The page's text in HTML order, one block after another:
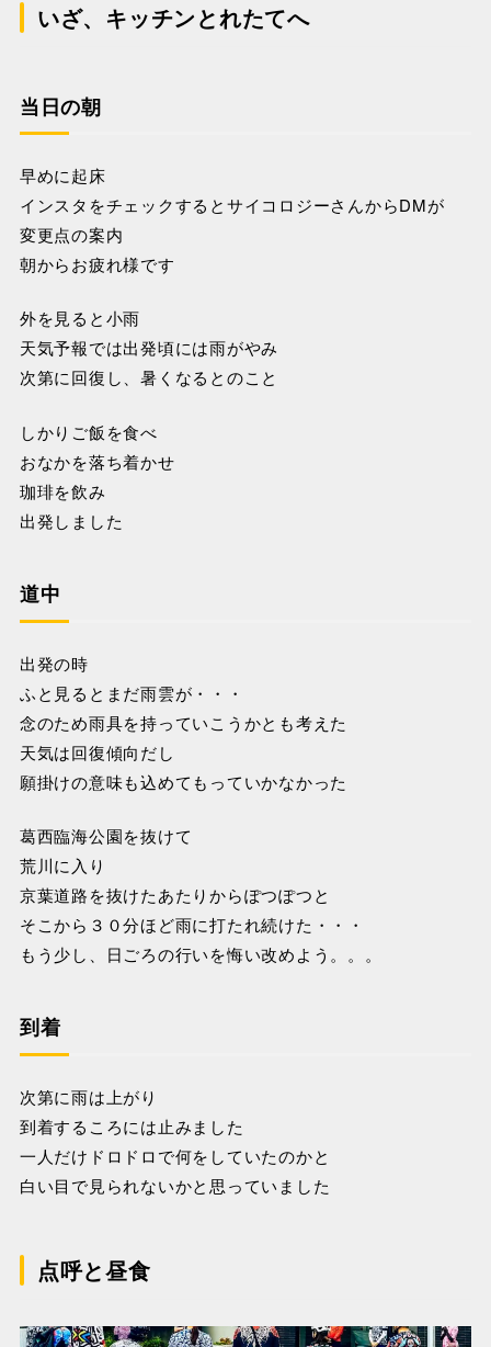
いざ、キッチンとれたてへ
当日の朝
早めに起床
インスタをチェックするとサイコロジーさんからDMが
変更点の案内
朝からお疲れ様です
外を見ると小雨
天気予報では出発頃には雨がやみ
次第に回復し、暑くなるとのこと
しかりご飯を食べ
おなかを落ち着かせ
珈琲を飲み
出発しました
道中
出発の時
ふと見るとまだ雨雲が・・・
念のため雨具を持っていこうかとも考えた
天気は回復傾向だし
願掛けの意味も込めてもっていかなかった
葛西臨海公園を抜けて
荒川に入り
京葉道路を抜けたあたりからぽつぽつと
そこから３０分ほど雨に打たれ続けた・・・
もう少し、日ごろの行いを悔い改めよう。。。
到着
次第に雨は上がり
到着するころには止みました
一人だけドロドロで何をしていたのかと
白い目で見られないかと思っていました
点呼と昼食